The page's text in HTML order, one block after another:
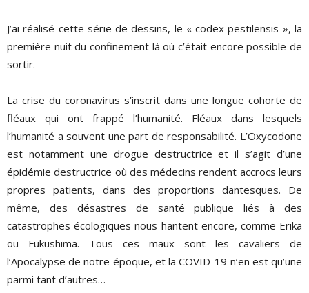
J’ai réalisé cette série de dessins, le « codex pestilensis », la
première nuit du confinement là où c’était encore possible de
sortir.
La crise du coronavirus s’inscrit dans une longue cohorte de
fléaux qui ont frappé l’humanité. Fléaux dans lesquels
l’humanité a souvent une part de responsabilité. L’Oxycodone
est notamment une drogue destructrice et il s’agit d’une
épidémie destructrice où des médecins rendent accrocs leurs
propres patients, dans des proportions dantesques. De
même, des désastres de santé publique liés à des
catastrophes écologiques nous hantent encore, comme Erika
ou Fukushima. Tous ces maux sont les cavaliers de
l’Apocalypse de notre époque, et la COVID-19 n’en est qu’une
parmi tant d’autres…